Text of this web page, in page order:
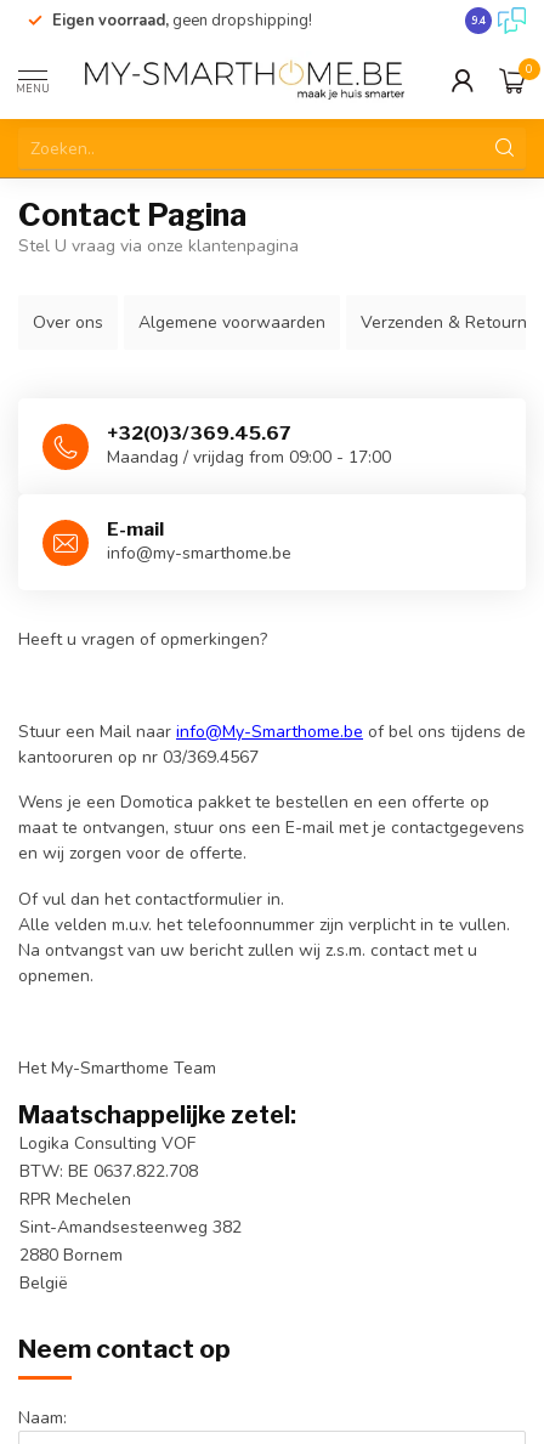
Eigen voorraad, geen dropshipping! 9.4
MENU
0
Contact Pagina
Stel U vraag via onze klantenpagina
Over ons Algemene voorwaarden Verzenden &
+32(0)3/369.45.67
Maandag / vrijdag from 09:00 - 17:00
E-mail
info@my-smarthome.be
Heeft u vragen of opmerkingen?
Stuur een Mail naar info@My-Smarthome.be of bel ons tijdens de
kantooruren op nr 03/369.4567
Wens je een Domotica pakket te bestellen en een offerte op
maat te ontvangen, stuur ons een E-mail met je contactgegevens
en wij zorgen voor de offerte.
Of vul dan het contactformulier in.
Alle velden m.u.v. het telefoonnummer zijn verplicht in te vullen.
Na ontvangst van uw bericht zullen wij z.s.m. contact met u
opnemen.
Het My-Smarthome Team
Maatschappelijke zetel:
Logika Consulting VOF
BTW: BE 0637.822.708
RPR Mechelen
Sint-Amandsesteenweg 382
2880 Bornem
België
Neem contact op
Naam: